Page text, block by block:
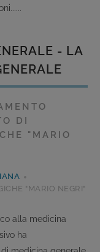
- LA
DI
"MARIO
"MARIO NEGRI"
alla medicina
ha